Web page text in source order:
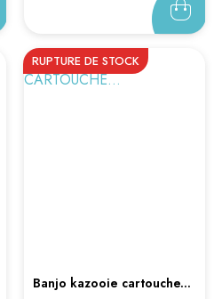
banjo kazooie cartouche...
RUPTURE DE STOCK